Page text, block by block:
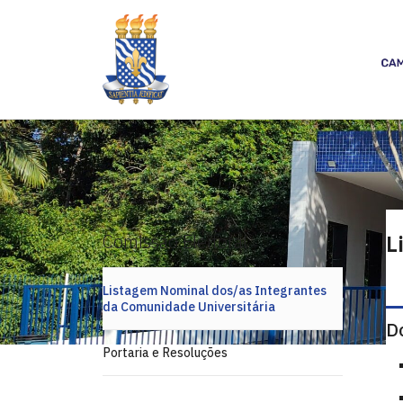
Comissão Eleitoral
Listagem Nominal dos/as Integrantes
da Comunidade Universitária
Portaria e Resoluções